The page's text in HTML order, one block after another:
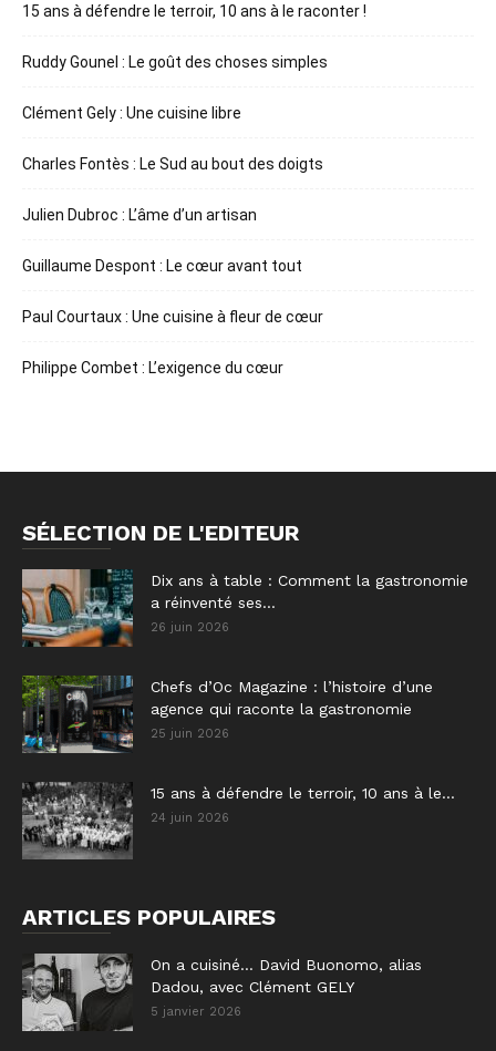
15 ans à défendre le terroir, 10 ans à le raconter !
Ruddy Gounel : Le goût des choses simples
Clément Gely : Une cuisine libre
Charles Fontès : Le Sud au bout des doigts
Julien Dubroc : L’âme d’un artisan
Guillaume Despont : Le cœur avant tout
Paul Courtaux : Une cuisine à fleur de cœur
Philippe Combet : L’exigence du cœur
SÉLECTION DE L'EDITEUR
Dix ans à table : Comment la gastronomie
a réinventé ses...
26 juin 2026
Chefs d’Oc Magazine : l’histoire d’une
agence qui raconte la gastronomie
25 juin 2026
15 ans à défendre le terroir, 10 ans à le...
24 juin 2026
ARTICLES POPULAIRES
On a cuisiné… David Buonomo, alias
Dadou, avec Clément GELY
5 janvier 2026